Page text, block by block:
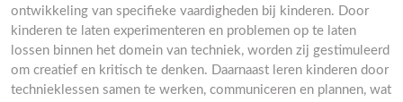
ontwikkeling van specifieke vaardigheden bij kinderen. Door
kinderen te laten experimenteren en problemen op te laten
lossen binnen het domein van techniek, worden zij gestimuleerd
om creatief en kritisch te denken. Daarnaast leren kinderen door
technieklessen samen te werken, communiceren en plannen, wat